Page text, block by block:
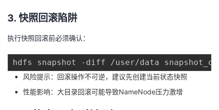
3. 快照回滚陷阱
执行快照回滚前必须确认：
hdfs snapshot -diff /user/data
风险提示：回滚操作不可逆，建议先创建当前状态快照
性能影响：大目录回滚可能导致NameNode压力激增